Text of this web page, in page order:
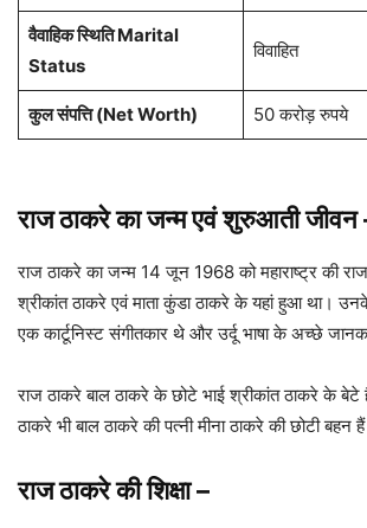
वैवाहिक स्थिति Marital
Status
विवाहित
कुल संपत्ति(Net Worth) 50 करोड़ रुपये
राज ठाकरे का जन्म एवं शुरुआती जीवन
राज ठाकरे का जन्म 14 जून 1968 को महाराष्ट्र की
श्रीकांत ठाकरे एवं माता कुंडा ठाकरे के यहां हुआ था।
एक कार्टूनिस्ट संगीतकार थे और उर्दू भाषा के अच्छे
राज ठाकरे बाल ठाकरे के छोटे भाई श्रीकांत ठाकरे के
ठाकरे भी बाल ठाकरे की पत्नी मीना ठाकरे की छोटी बहन
राज ठाकरे की शिक्षा–